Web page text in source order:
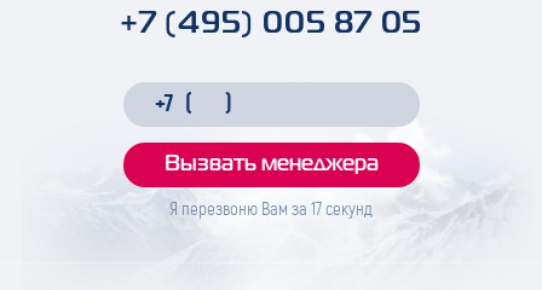
+7 (495) 005 87 05
Я перезвоню Вам за 17секунд